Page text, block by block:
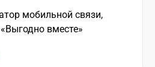
мобильной связи,
вместе»